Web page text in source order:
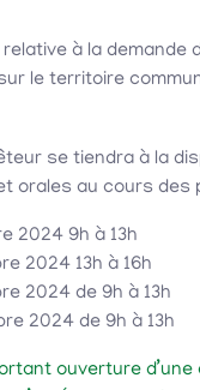
à la demande
sur le territoire
se tiendra à la
orales au cours des
2024 9h à 13h
2024 13h à 16h
2024 de 9h à 13h
2024 de 9h à 13h
ouverture